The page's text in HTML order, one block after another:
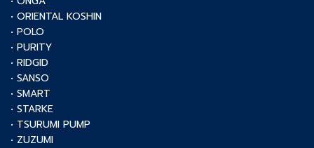
• ORIENTAL KOSHIN
• POLO
• PURITY
• RIDGID
• SANSO
• SMART
• STARKE
• TSURUMI PUMP
• ZUZUMI